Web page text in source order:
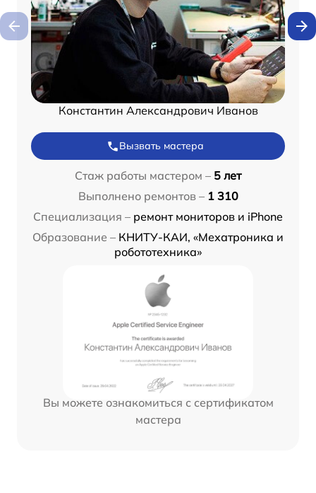
Константин Александрович Иванов
Вызвать мастера
Стаж работы мастером – 5 лет
Выполнено ремонтов – 1 310
Специализация – ремонт мониторов и iPhone
Образование – КНИТУ-КАИ, «Мехатроника и
робототехника»
Вы можете ознакомиться с сертификатом
мастера